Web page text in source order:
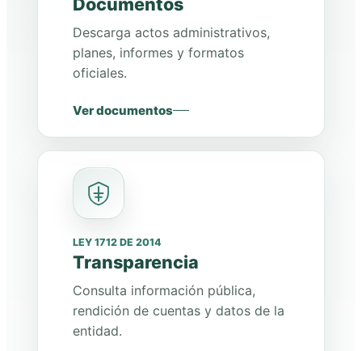
Descarga actos administrativos,
planes, informes y formatos
oficiales.
Ver documentos
LEY 1712 DE 2014
Transparencia
Consulta información pública,
rendición de cuentas y datos de la
entidad.